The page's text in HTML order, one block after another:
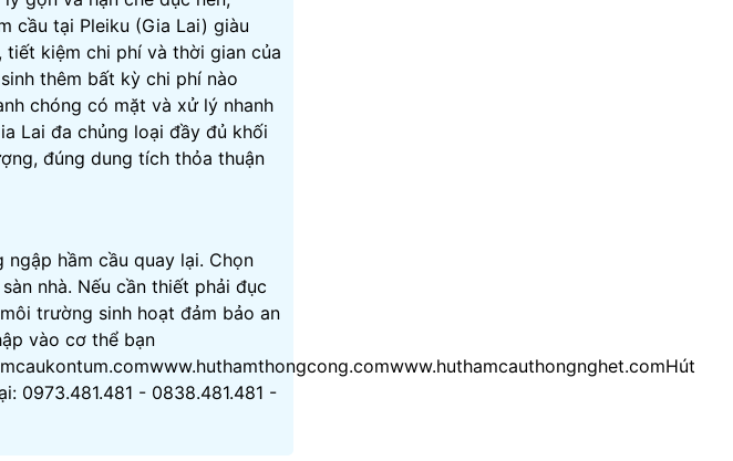
cầu tại Pleiku (Gia Lai) giàu
tiết kiệm chi phí và thời gian của
thêm bất kỳ chi phí nào
chóng có mặt và xử lý nhanh
Lai đa chủng loại đầy đủ khối
đúng dung tích thỏa thuận
hầm cầu quay lại. Chọn
nhà. Nếu cần thiết phải đục
trường sinh hoạt đảm bảo an
vào cơ thể bạn
0973.481.481 - 0838.481.481 -